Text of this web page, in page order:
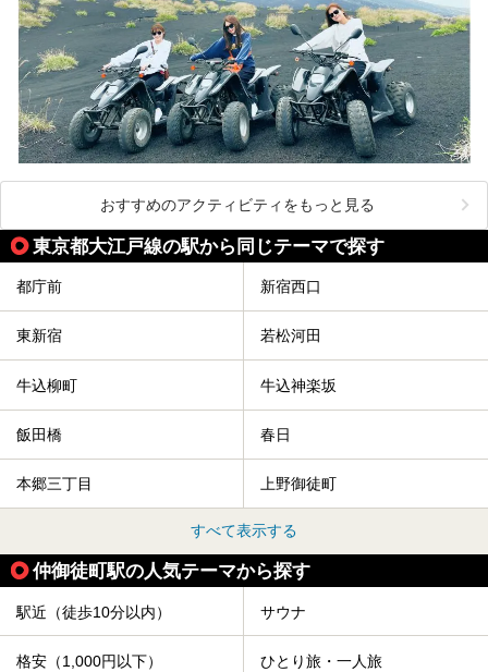
おすすめのアクティビティをもっと見る
東京都大江戸線の駅から同じテーマで探す
都庁前 新宿西口
東新宿 若松河田
牛込柳町 牛込神楽坂
飯田橋 春日
本郷三丁目 上野御徒町
すべて表示する
仲御徒町駅の人気テーマから探す
駅近（徒歩10分以内） サウナ
格安（1,000円以下） ひとり旅・一人旅